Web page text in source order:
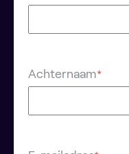
Achternaam*